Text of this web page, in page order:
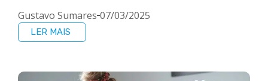
Gustavo Sumares 07/03/2025
LER MAIS